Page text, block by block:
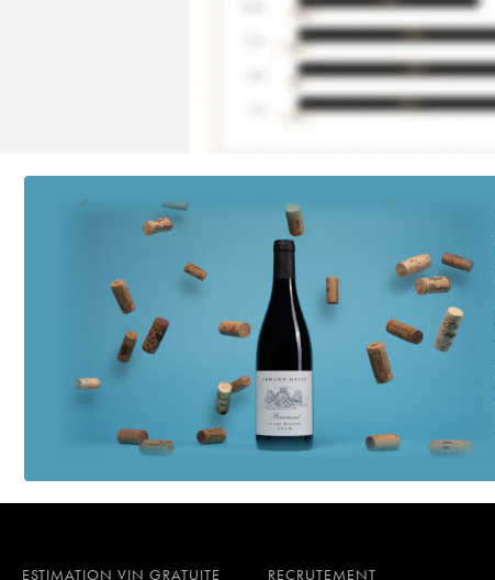
ESTIMATION VIN GRATUITE RECRUTEMENT